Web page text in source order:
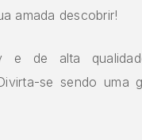
amada descobrir!
e de alta
se sendo uma